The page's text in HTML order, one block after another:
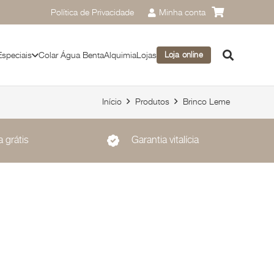
Política de Privacidade Minha conta
Colar Água BentaAlquimiaLojas Loja online
Início Produtos Brinco Leme
grátis Garantia vitalícia